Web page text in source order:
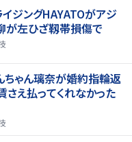
イジングHAYATOがアジ
が左ひざ靱帯損傷で
ゃん璃奈が婚約指輪返
さえ払ってくれなかった